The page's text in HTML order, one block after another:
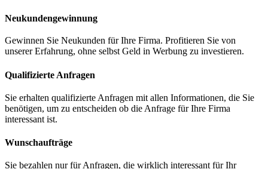
Neukundengewinnung
Gewinnen Sie Neukunden für Ihre Firma. Profitieren Sie von
unserer Erfahrung, ohne selbst Geld in Werbung zu investieren.
Qualifizierte Anfragen
Sie erhalten qualifizierte Anfragen mit allen Informationen, die Sie
benötigen, um zu entscheiden ob die Anfrage für Ihre Firma
interessant ist.
Wunschaufträge
Sie bezahlen nur für Anfragen, die wirklich interessant für Ihr